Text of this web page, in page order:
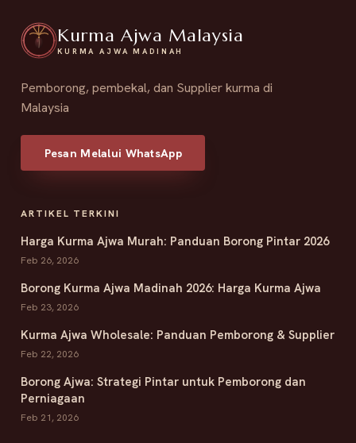
Kurma Ajwa Malaysia
KURMA AJWA MADINAH
Pemborong, pembekal, dan Supplier kurma di
Malaysia
Pesan Melalui WhatsApp
ARTIKEL TERKINI
Harga Kurma Ajwa Murah: Panduan Borong Pintar 2026
Feb 26, 2026
Borong Kurma Ajwa Madinah 2026: Harga Kurma Ajwa
Feb 23, 2026
Kurma Ajwa Wholesale: Panduan Pemborong & Supplier
Feb 22, 2026
Borong Ajwa: Strategi Pintar untuk Pemborong dan
Perniagaan
Feb 21, 2026